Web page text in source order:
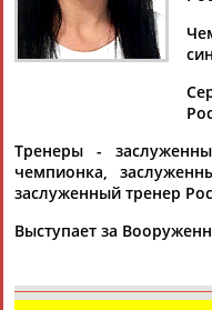
СМИРНОВА
Ваш запрос:
Документы 1-10 из 105
1 2 3
Наталья Малышева
... кг), Елизавета
июня. ... ...России.
Тренеры -
чемпионка,
заслуженный тренер
Выступает за